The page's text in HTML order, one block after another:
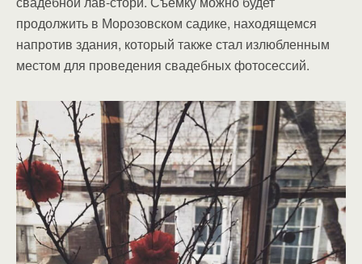
продолжить в Морозовском садике, находящемся
напротив здания, который также стал излюбленным
местом для проведения свадебных фотосессий.